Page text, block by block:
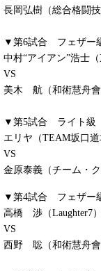
長岡弘樹（総合格闘
▼第6試合 フェザー
中村“アイアン”浩士
VS
美木 航（和術慧舟會
▼第5試合 ライト級
エリヤ（TEAM坂口
VS
金原泰義（チーム・
▼第4試合 フェザー
高橋 渉（Laughter7
VS
西野 聡（和術慧舟